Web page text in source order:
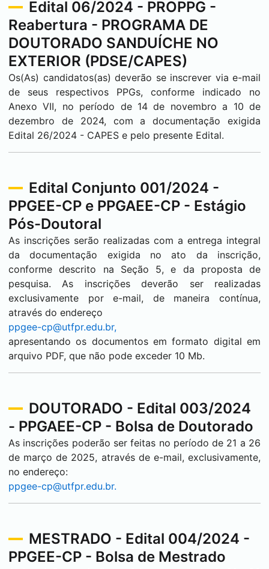
Edital 06/2024 - PROPPG -
Reabertura - PROGRAMA DE
DOUTORADO SANDUÍCHE NO
EXTERIOR (PDSE/CAPES)
Os(As) candidatos(as) deverão se inscrever via e-mail
de seus respectivos PPGs, conforme indicado no
Anexo VII, no período de 14 de novembro a 10 de
dezembro de 2024, com a documentação exigida
Edital 26/2024 - CAPES e pelo presente Edital.
Edital Conjunto 001/2024 -
PPGEE-CP e PPGAEE-CP - Estágio
Pós-Doutoral
As inscrições serão realizadas com a entrega integral
da documentação exigida no ato da inscrição,
conforme descrito na Seção 5, e da proposta de
pesquisa. As inscrições deverão ser realizadas
exclusivamente por e-mail, de maneira contínua,
através do endereço
ppgee-cp@utfpr.edu.br,
apresentando os documentos em formato digital em
arquivo PDF, que não pode exceder 10 Mb.
DOUTORADO - Edital 003/2024
- PPGAEE-CP - Bolsa de Doutorado
As inscrições poderão ser feitas no período de 21 a 26
de março de 2025, através de e-mail, exclusivamente,
no endereço:
ppgee-cp@utfpr.edu.br.
MESTRADO - Edital 004/2024 -
PPGEE-CP - Bolsa de Mestrado